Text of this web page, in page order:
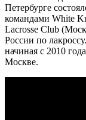
Петербурге
командами White
Lacrosse Club
России по
начиная с 2010
Москве.